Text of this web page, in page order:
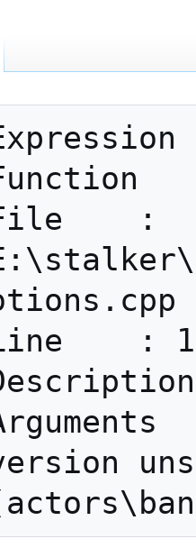
: fatal error
: motions_value::load
:
: 100
: Old skinned model